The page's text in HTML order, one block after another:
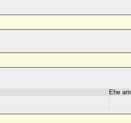
Ehe am